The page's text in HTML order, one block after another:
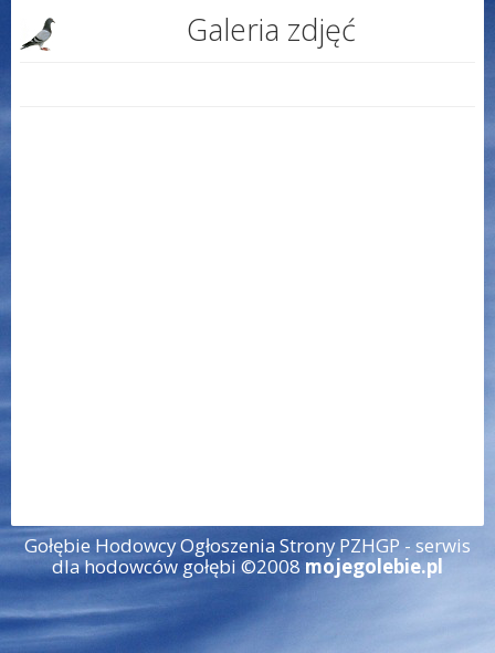
Galeria zdjęć
Gołębie Hodowcy Ogłoszenia Strony PZHGP - serwis
dla hodowców gołębi ©2008 mojegolebie.pl